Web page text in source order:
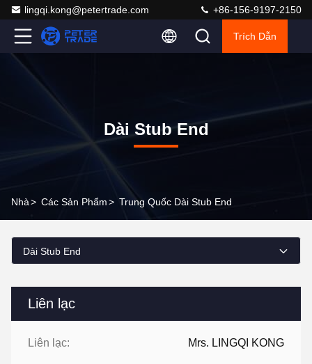
lingqi.kong@petertrade.com +86-156-9197-2150
Trích Dẫn
Dài Stub End
Nhà> Các Sản Phẩm> Trung Quốc Dài Stub End
Liên lạc
Liên lạc: Mrs. LINGQI KONG
Dài Stub End